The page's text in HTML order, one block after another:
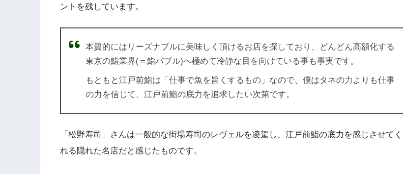
ントを残しています。
本質的にはリーズナブルに美味しく頂けるお店を探しており、どんどん高額化する
東京の鮨業界(＝鮨バブル)へ極めて冷静な目を向けている事も事実です。
もともと江戸前鮨は「仕事で魚を旨くするもの」なので、僕はタネの力よりも仕事
の力を信じて、江戸前鮨の底力を追求したい次第です。
「松野寿司」さんは一般的な街場寿司のレヴェルを凌駕し、江戸前鮨の底力を感じさせてく
れる隠れた名店だと感じたものです。